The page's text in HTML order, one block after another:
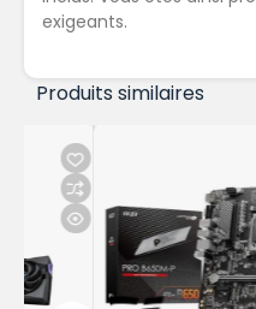
exigeants.
Produits similaires